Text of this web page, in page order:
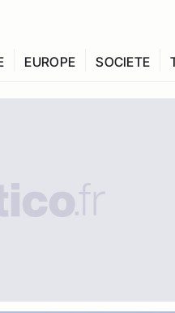
EUROPE SOCIETE